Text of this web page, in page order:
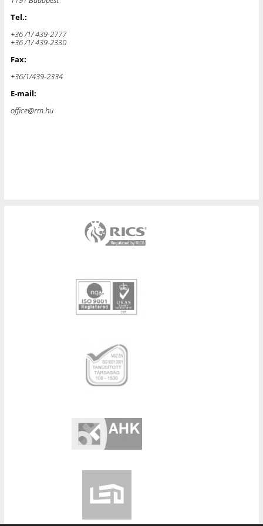
Tel.:
+36 /1/ 439-2777
+36 /1/ 439-2330
Fax:
+36/1/439-2334
E-mail:
office@rm.hu